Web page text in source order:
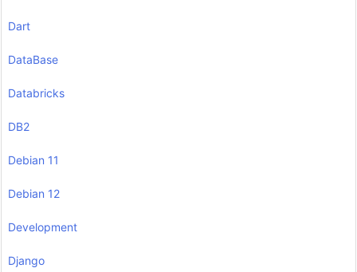
Dart
DataBase
Databricks
DB2
Debian 11
Debian 12
Development
Django